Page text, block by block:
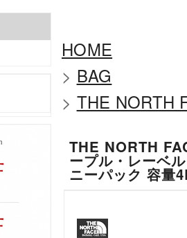
HOME
> BAG
> THE NORTH
THE NORTH
ープル・レーベ
ニーパック 容量